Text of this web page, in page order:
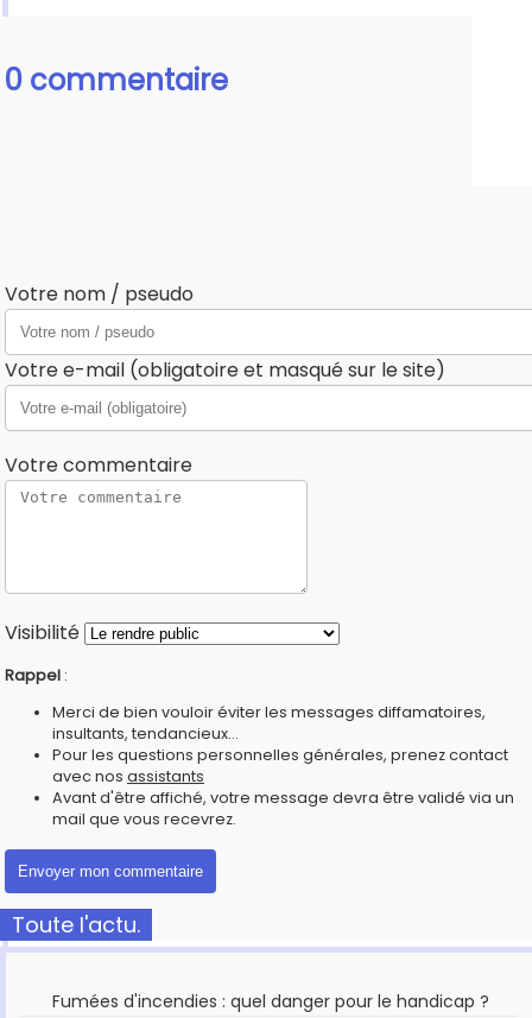
0 commentaire
Votre nom / pseudo
Votre e-mail (obligatoire et masqué sur le site)
Votre commentaire
Visibilité
Rappel :
Merci de bien vouloir éviter les messages diffamatoires,
insultants, tendancieux...
Pour les questions personnelles générales, prenez contact
avec nos assistants
Avant d'être affiché, votre message devra être validé via un
mail que vous recevrez.
Toute l'actu.
Fumées d'incendies : quel danger pour le handicap ?